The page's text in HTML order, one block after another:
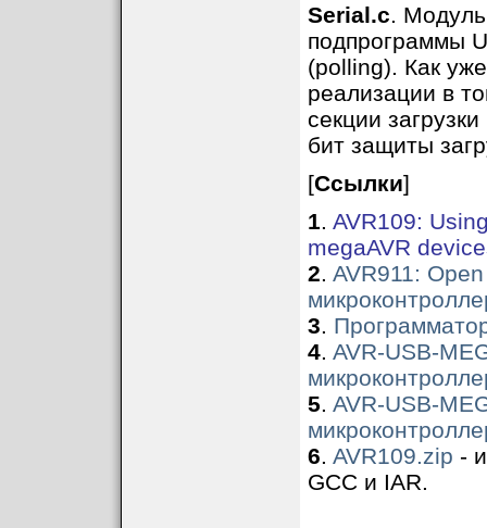
Serial.c.
подпрограммы
(polling). Как
реализации в
секции
бит защиты
[Ссылки]
1. AVR109:
megaAVR
2. AVR911:
3.
4. AVR-USB-
5. AVR-USB-
6. AVR109.zip -
GCC и IAR.